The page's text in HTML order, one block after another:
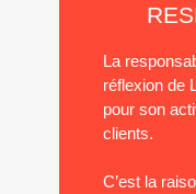
La
réflexion de
pour son
clients.
C’est la